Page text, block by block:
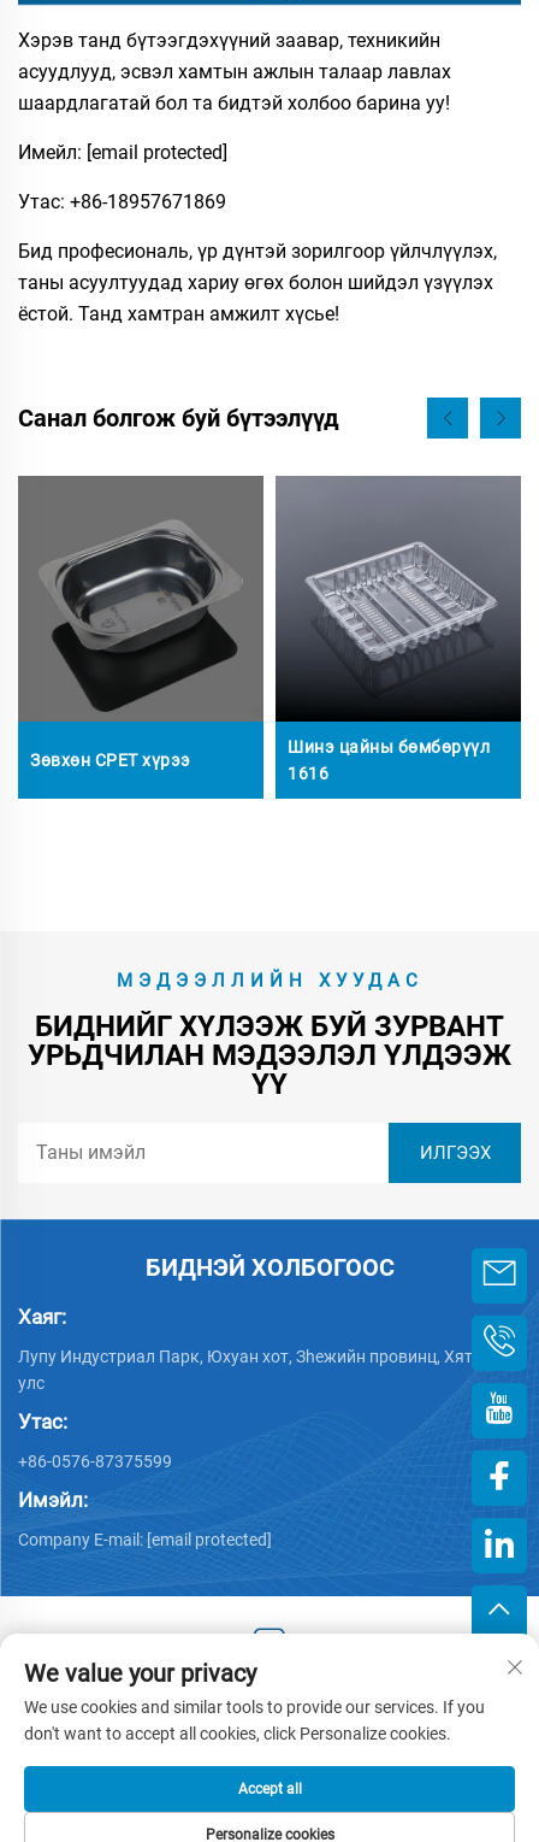
Хэрэв танд бүтээгдэхүүний заавар, техникийн
асуудлууд, эсвэл хамтын ажлын талаар лавлах
шаардлагатай бол та бидтэй холбоо барина уу!
Имейл: [email protected]
Утас: +86-18957671869
Бид професиональ, үр дүнтэй зорилгоор үйлчлүүлэх,
таны асуултуудад хариу өгөх болон шийдэл үзүүлэх
ёстой. Танд хамтран амжилт хүсье!
Санал болгож буй бүтээлүүд
Зөвхөн CPET хүрээ
Шинэ цайны бөмбөрүүл
1616
МЭДЭЭЛЛИЙН ХУУДАС
БИДНИЙГ ХҮЛЭЭЖ БУЙ ЗУРВАНТ
УРЬДЧИЛАН МЭДЭЭЛЭЛ ҮЛДЭЭЖ
ҮҮ
БИДНЭЙ ХОЛБОГООС
Хаяг:
Лупу Индустриал Парк, Юхуан хот, Зheжийн провинц, Хятад
улс
Утас:
+86-0576-87375599
Имэйл:
Company E-mail: [email protected]
Хууль тогтоогдсон эрх © 2025 Зэцзин Хэнгжийн Пластик
Хөрөнгө оруулалттай компани -Нууцлалын бодлого
We value your privacy
We use cookies and similar tools to provide our services. If you
don't want to accept all cookies, click Personalize cookies.
Personalize cookies
Accept all